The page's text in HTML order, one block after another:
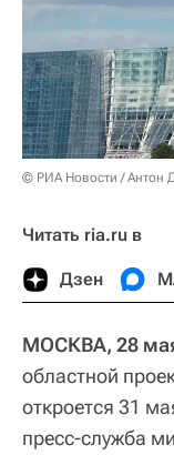
© РИА Новости / Антон
Читать ria.ru в
Дзен
МОСКВА, 28
областной
откроется 31
пресс-служба